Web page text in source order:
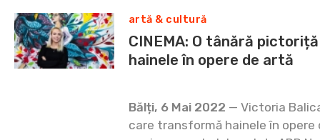
artă & cultură
CINEMA: O tânără
hainele în opere de artă
Bălți, 6 Mai 2022 — Victoria
care transformă hainele în